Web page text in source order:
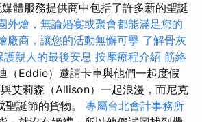
體服務提供商中包括了許多新的聖誕
外燴，無論婚宴或聚會都能滿足您的
廠商，讓您的活動無懈可擊 了解骨灰
親人的最後安息 按摩療程介紹 筋絡
（Eddie）邀請卡車與他們一起度假
艾莉森（Allison）一起浪漫，而尼克
聖誕節的貨物。 專屬台北會計事務所